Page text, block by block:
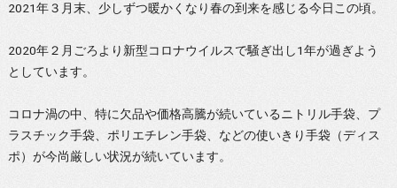
2021年３月末、少しずつ暖かくなり春の到来を感じる今日この頃。
2020年２月ごろより新型コロナウイルスで騒ぎ出し1年が過ぎよう
としています。
コロナ渦の中、特に欠品や価格高騰が続いているニトリル手袋、プ
ラスチック手袋、ポリエチレン手袋、などの使いきり手袋（ディス
ポ）が今尚厳しい状況が続いています。